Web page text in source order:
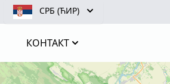
СРБ (ЋИР)
КОНТАКТ